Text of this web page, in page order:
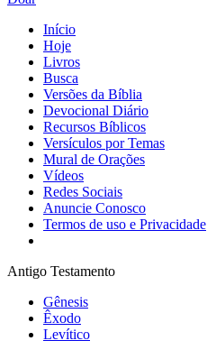
Início
Hoje
Livros
Busca
Versões da Bíblia
Devocional Diário
Recursos Bíblicos
Versículos por Temas
Mural de Orações
Vídeos
Redes Sociais
Anuncie Conosco
Termos de uso e Privacidade
Antigo Testamento
Gênesis
Êxodo
Levítico